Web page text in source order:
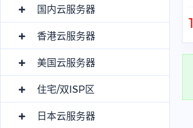
国内云服务器
香港云服务器
美国云服务器
住宅/双ISP区
日本云服务器